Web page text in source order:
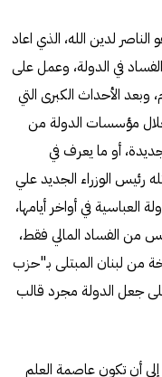
لدين الله، الذي اعاد
في الدولة، وعمل على
وبعد الأحداث الكبرى التي
مؤسسات الدولة من
جديدة، أو ما يعرف في
رئيس الوزراء الجديد علي
العباسية في أواخر أيامها،
من الفساد المالي فقط،
من لبنان المبتلى بـ"حزب
على جعل الدولة مجرد قالب
أن تكون عاصمة العلم